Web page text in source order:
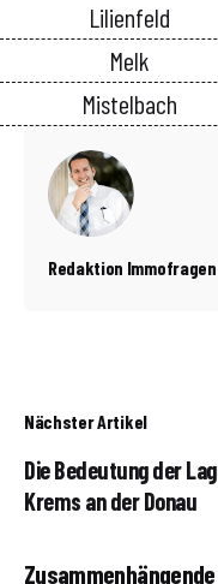
Lilienfeld
Melk
Mistelbach
Redaktion
Nächster Artikel
Die Bedeutung der
Krems an der Donau